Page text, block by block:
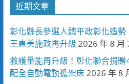
近期文章
彰化縣長參選人魏平政彰化造
王惠美施政再升級 2026 年 8 月
救護量能再升級！彰化聯合捐
配全自動電動擔架床2026 年 8